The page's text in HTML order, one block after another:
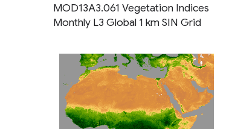
MOD13A3.061 Vegetation Indices
Monthly L3 Global 1 km SIN Grid